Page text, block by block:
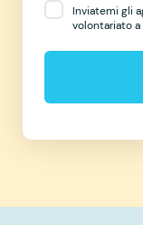
Inviatemi gli
volontariato a